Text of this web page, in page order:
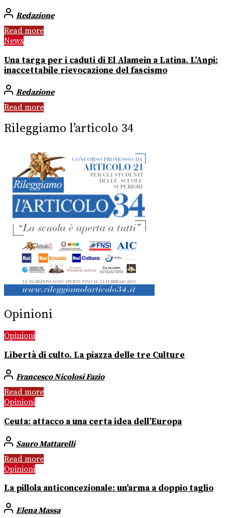
Redazione
Read more
News
Una targa per i caduti di El Alamein a Latina. L’Anpi:
inaccettabile rievocazione del fascismo
Redazione
Read more
Rileggiamo l’articolo 34
Opinioni
Opinioni
Libertà di culto. La piazza delle tre Culture
Francesco Nicolosi Fazio
Read more
Opinioni
Ceuta: attacco a una certa idea dell’Europa
Sauro Mattarelli
Read more
Opinioni
La pillola anticoncezionale: un’arma a doppio taglio
Elena Massa